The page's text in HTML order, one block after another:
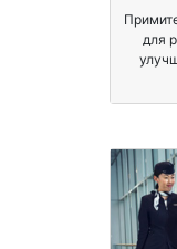
для